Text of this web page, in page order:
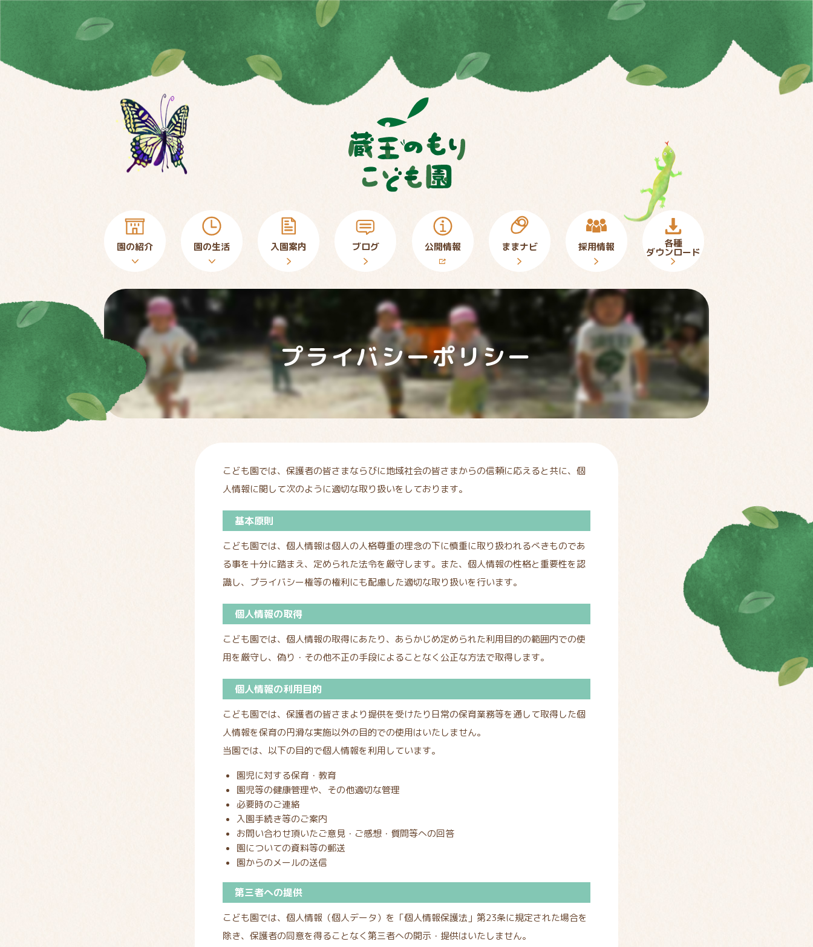
園の紹介 園の生活 入園案内 ブログ 公開情報 ままナビ 採用情報 各種
ダウンロード
プライバシーポリシー
こども園では、保護者の皆さまならびに地域社会の皆さまからの信頼に応えると共に、個
人情報に関して次のように適切な取り扱いをしております。
基本原則
こども園では、個人情報は個人の人格尊重の理念の下に慎重に取り扱われるべきものであ
る事を十分に踏まえ、定められた法令を厳守します。また、個人情報の性格と重要性を認
識し、プライバシー権等の権利にも配慮した適切な取り扱いを行います。
個人情報の取得
こども園では、個人情報の取得にあたり、あらかじめ定められた利用目的の範囲内での使
用を厳守し、偽り・その他不正の手段によることなく公正な方法で取得します。
個人情報の利用目的
こども園では、保護者の皆さまより提供を受けたり日常の保育業務等を通して取得した個
人情報を保育の円滑な実施以外の目的での使用はいたしません。
当園では、以下の目的で個人情報を利用しています。
園児に対する保育・教育
園児等の健康管理や、その他適切な管理
必要時のご連絡
入園手続き等のご案内
お問い合わせ頂いたご意見・ご感想・質問等への回答
園についての資料等の郵送
園からのメールの送信
第三者への提供
こども園では、個人情報（個人データ）を「個人情報保護法」第23条に規定された場合を
除き、保護者の同意を得ることなく第三者への開示・提供はいたしません。